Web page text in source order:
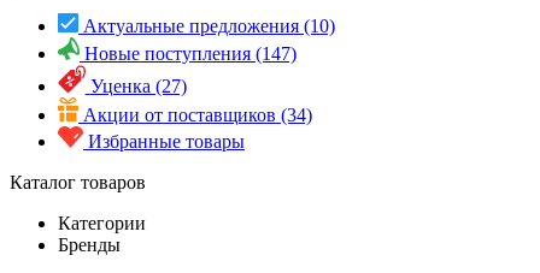
Актуальные предложения (10)
Новые поступления (147)
Уценка (27)
Акции от поставщиков (34)
Избранные товары
Каталог товаров
Категории
Бренды